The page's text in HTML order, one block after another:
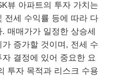
뷰 아파트의 투자 가치는
전세 수익률 등에 따라 다
매매가가 일정한 상승세
증가할 것이며, 전세 수
결정에 있어 중요한 요
투자 목적과 리스크 수용